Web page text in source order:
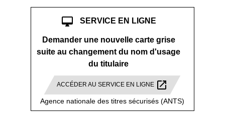
desktop_mac SERVICE EN LIGNE
Demander une nouvelle carte grise
suite au changement du nom d'usage
du titulaire
ACCÉDER AU SERVICE EN LIGNE open_in_new
Agence nationale des titres sécurisés (ANTS)